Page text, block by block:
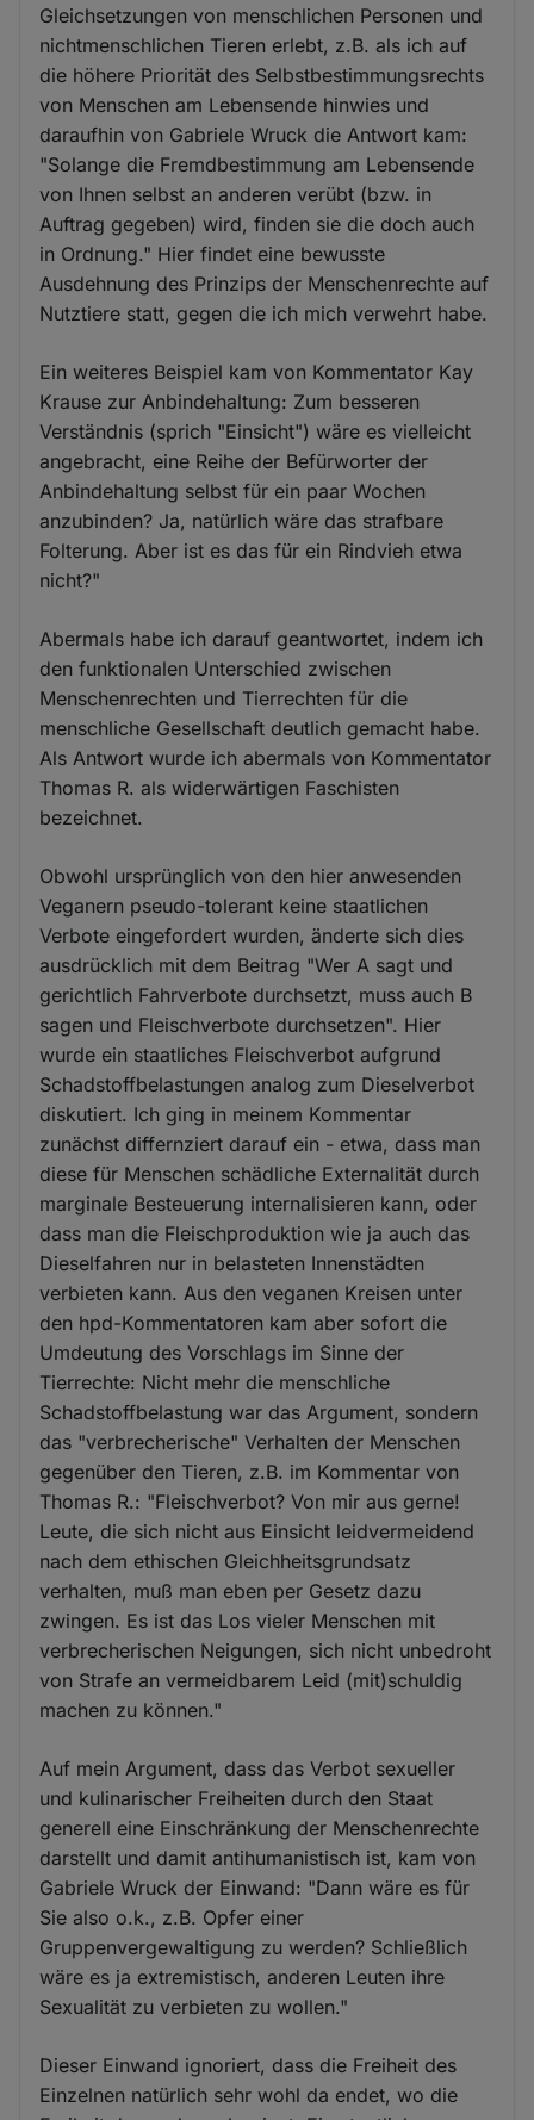
Gleichsetzungen von menschlichen Personen und
nichtmenschlichen Tieren erlebt, z.B. als ich auf
die höhere Priorität des Selbstbestimmungsrechts
von Menschen am Lebensende hinwies und
daraufhin von Gabriele Wruck die Antwort kam:
"Solange die Fremdbestimmung am Lebensende
von Ihnen selbst an anderen verübt (bzw. in
Auftrag gegeben) wird, finden sie die doch auch
in Ordnung." Hier findet eine bewusste
Ausdehnung des Prinzips der Menschenrechte auf
Nutztiere statt, gegen die ich mich verwehrt habe.
Ein weiteres Beispiel kam von Kommentator Kay
Krause zur Anbindehaltung: Zum besseren
Verständnis (sprich "Einsicht") wäre es vielleicht
angebracht, eine Reihe der Befürworter der
Anbindehaltung selbst für ein paar Wochen
anzubinden? Ja, natürlich wäre das strafbare
Folterung. Aber ist es das für ein Rindvieh etwa
nicht?"
Abermals habe ich darauf geantwortet, indem ich
den funktionalen Unterschied zwischen
Menschenrechten und Tierrechten für die
menschliche Gesellschaft deutlich gemacht habe.
Als Antwort wurde ich abermals von Kommentator
Thomas R. als widerwärtigen Faschisten
bezeichnet.
Obwohl ursprünglich von den hier anwesenden
Veganern pseudo-tolerant keine staatlichen
Verbote eingefordert wurden, änderte sich dies
ausdrücklich mit dem Beitrag "Wer A sagt und
gerichtlich Fahrverbote durchsetzt, muss auch B
sagen und Fleischverbote durchsetzen". Hier
wurde ein staatliches Fleischverbot aufgrund
Schadstoffbelastungen analog zum Dieselverbot
diskutiert. Ich ging in meinem Kommentar
zunächst differnziert darauf ein - etwa, dass man
diese für Menschen schädliche Externalität durch
marginale Besteuerung internalisieren kann, oder
dass man die Fleischproduktion wie ja auch das
Dieselfahren nur in belasteten Innenstädten
verbieten kann. Aus den veganen Kreisen unter
den hpd-Kommentatoren kam aber sofort die
Umdeutung des Vorschlags im Sinne der
Tierrechte: Nicht mehr die menschliche
Schadstoffbelastung war das Argument, sondern
das "verbrecherische" Verhalten der Menschen
gegenüber den Tieren, z.B. im Kommentar von
Thomas R.: "Fleischverbot? Von mir aus gerne!
Leute, die sich nicht aus Einsicht leidvermeidend
nach dem ethischen Gleichheitsgrundsatz
verhalten, muß man eben per Gesetz dazu
zwingen. Es ist das Los vieler Menschen mit
verbrecherischen Neigungen, sich nicht unbedroht
von Strafe an vermeidbarem Leid (mit)schuldig
machen zu können."
Auf mein Argument, dass das Verbot sexueller
und kulinarischer Freiheiten durch den Staat
generell eine Einschränkung der Menschenrechte
darstellt und damit antihumanistisch ist, kam von
Gabriele Wruck der Einwand: "Dann wäre es für
Sie also o.k., z.B. Opfer einer
Gruppenvergewaltigung zu werden? Schließlich
wäre es ja extremistisch, anderen Leuten ihre
Sexualität zu verbieten zu wollen."
Dieser Einwand ignoriert, dass die Freiheit des
Einzelnen natürlich sehr wohl da endet, wo die